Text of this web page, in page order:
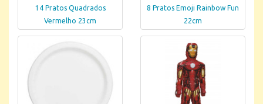
14 Pratos Quadrados
Vermelho 23cm
8 Pratos Emoji Rainbow Fun
22cm